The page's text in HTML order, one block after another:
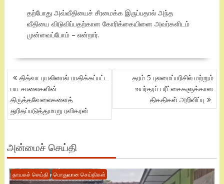
தற்போது அவ்வீதியைச் சீரமைக்க இருப்பதால் அந்த
வீதியை விடுவிப்பதற்கான கோரிக்கையினை அவர்களிடம்
முன்வைப்போம் – என்றார்.
POST
NAVIGATION
தித்வா புயலினால் பாதிக்கப்பட்ட
பாடசாலைகளின்
திருத்தவேலைகளைத்
துரிதப்படுத்துமாறு ரவிகரன்
தரம் 5 புலமைப்பரிசில் மற்றும்
உயர்தரப் பரீட்சைகளுக்கான
திகதிகள் அறிவிப்பு
அன்மைச் செய்தி
தாயகச் செய்தி பொதுவான செய்திகள்